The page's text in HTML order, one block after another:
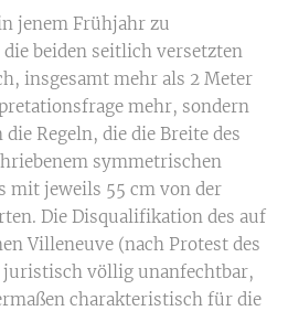
jenem Frühjahr zu
beiden seitlich versetzten
insgesamt mehr als 2 Meter
mehr, sondern
Regeln, die die Breite des
symmetrischen
mit jeweils 55 cm von der
Die Disqualifikation des auf
Villeneuve (nach Protest des
juristisch völlig unanfechtbar,
charakteristisch für die